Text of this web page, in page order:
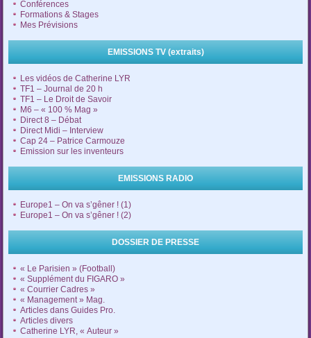
Conférences
Formations & Stages
Mes Prévisions
EMISSIONS TV (extraits)
Les vidéos de Catherine LYR
TF1 – Journal de 20 h
TF1 – Le Droit de Savoir
M6 – « 100 % Mag »
Direct 8 – Débat
Direct Midi – Interview
Cap 24 – Patrice Carmouze
Emission sur les inventeurs
EMISSIONS RADIO
Europe1 – On va s’gêner ! (1)
Europe1 – On va s’gêner ! (2)
DOSSIER DE PRESSE
« Le Parisien » (Football)
« Supplément du FIGARO »
« Courrier Cadres »
« Management » Mag.
Articles dans Guides Pro.
Articles divers
Catherine LYR, « Auteur »